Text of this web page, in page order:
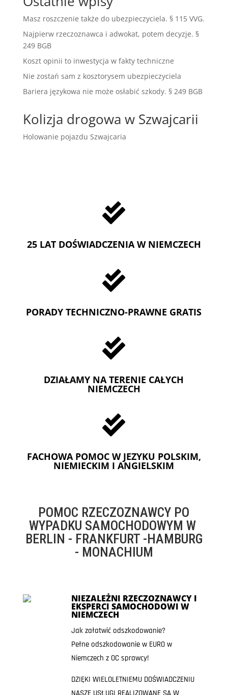
Masz roszczenie także do ubezpieczyciela. § 115 VVG.
Najpierw rzeczoznawca i adwokat, potem decyzje. §
249 BGB
Koszt opinii to inwestycja w fakty techniczne
Nie zostań sam z kosztorysem ubezpieczyciela
Bariera językowa nie może osłabić szkody. § 249 BGB
Kolizja drogowa w Szwajcarii
Holowanie pojazdu Szwajcaria

25 LAT DOŚWIADCZENIA W NIEMCZECH

PORADY TECHNICZNO-PRAWNE GRATIS

DZIAŁAMY NA TERENIE CAŁYCH
NIEMCZECH

FACHOWA POMOC W JEZYKU POLSKIM,
NIEMIECKIM I ANGIELSKIM
POMOC RZECZOZNAWCY PO
WYPADKU SAMOCHODOWYM W
BERLIN - FRANKFURT -HAMBURG
- MONACHIUM
NIEZALEŻNI RZECZOZNAWCY I
EKSPERCI SAMOCHODOWI W
NIEMCZECH
Jak załatwić odszkodowanie?
Pełne odszkodowanie w EURO w
Niemczech z OC sprawcy!
DZIĘKI WIELOLETNIEMU DOŚWIADCZENIU